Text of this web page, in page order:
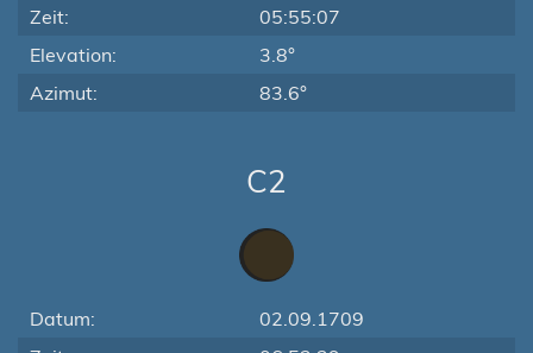
Zeit:
05:55:07
Elevation:
3.8°
Azimut:
83.6°
C2
Datum:
02.09.1709